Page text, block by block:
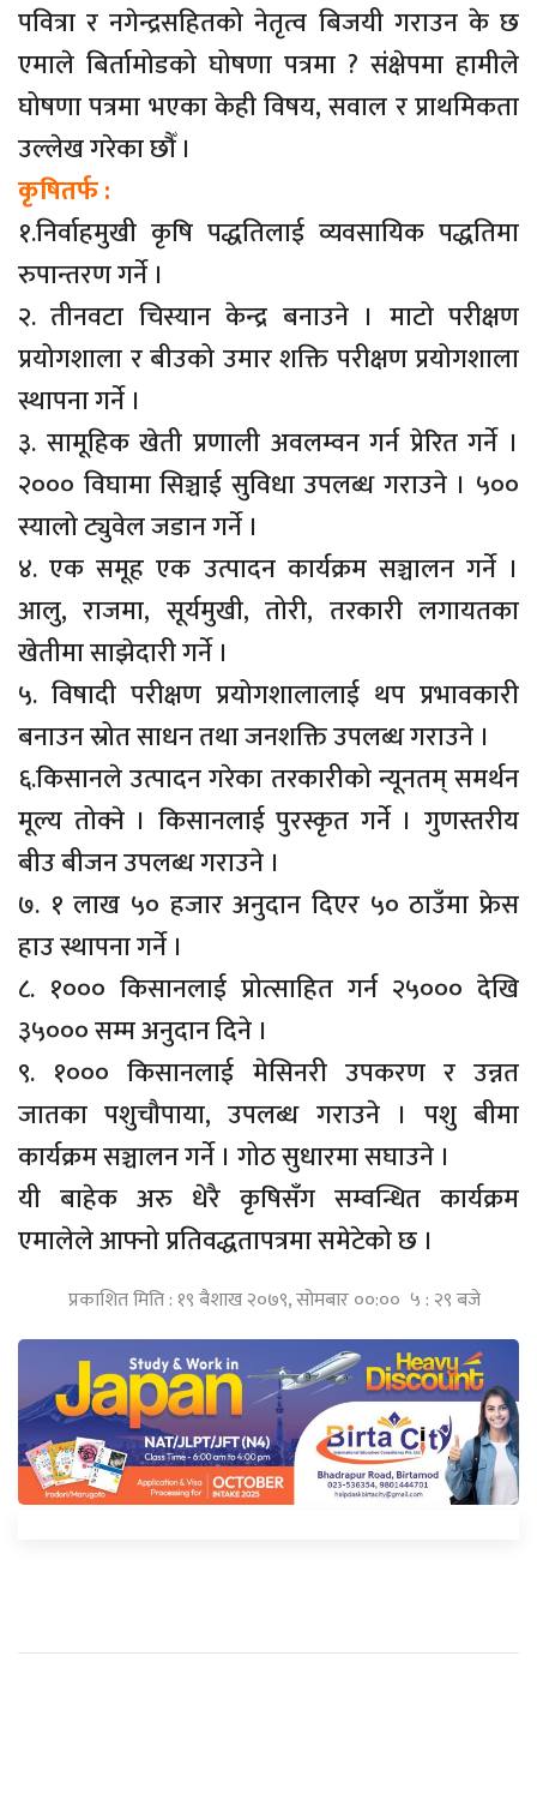
पवित्रा र नगेन्द्रसहितको नेतृत्व बिजयी गराउन के छ
एमाले बिर्तामोडको घोषणा पत्रमा ? संक्षेपमा हामीले
घोषणा पत्रमा भएका केही विषय, सवाल र प्राथमिकता
उल्लेख गरेका छौँ ।
कृषितर्फ :
१.निर्वाहमुखी कृषि पद्धतिलाई व्यवसायिक पद्धतिमा
रुपान्तरण गर्ने ।
२. तीनवटा चिस्यान केन्द्र बनाउने । माटो परीक्षण
प्रयोगशाला र बीउको उमार शक्ति परीक्षण प्रयोगशाला
स्थापना गर्ने ।
३. सामूहिक खेती प्रणाली अवलम्वन गर्न प्रेरित गर्ने ।
२००० विघामा सिञ्चाई सुविधा उपलब्ध गराउने । ५००
स्यालो ट्युवेल जडान गर्ने ।
४. एक समूह एक उत्पादन कार्यक्रम सञ्चालन गर्ने ।
आलु, राजमा, सूर्यमुखी, तोरी, तरकारी लगायतका
खेतीमा साझेदारी गर्ने ।
५. विषादी परीक्षण प्रयोगशालालाई थप प्रभावकारी
बनाउन स्रोत साधन तथा जनशक्ति उपलब्ध गराउने ।
६.किसानले उत्पादन गरेका तरकारीको न्यूनतम् समर्थन
मूल्य तोक्ने । किसानलाई पुरस्कृत गर्ने । गुणस्तरीय
बीउ बीजन उपलब्ध गराउने ।
७. १ लाख ५० हजार अनुदान दिएर ५० ठाउँमा फ्रेस
हाउ स्थापना गर्ने ।
८. १००० किसानलाई प्रोत्साहित गर्न २५००० देखि
३५००० सम्म अनुदान दिने ।
९. १००० किसानलाई मेसिनरी उपकरण र उन्नत
जातका पशुचौपाया, उपलब्ध गराउने । पशु बीमा
कार्यक्रम सञ्चालन गर्ने । गोठ सुधारमा सघाउने ।
यी बाहेक अरु धेरै कृषिसँग सम्वन्धित कार्यक्रम
एमालेले आफ्नो प्रतिवद्धतापत्रमा समेटेको छ ।
प्रकाशित मिति : १९ बैशाख २०७९, सोमबार ००:०० ५ : २९ बजे